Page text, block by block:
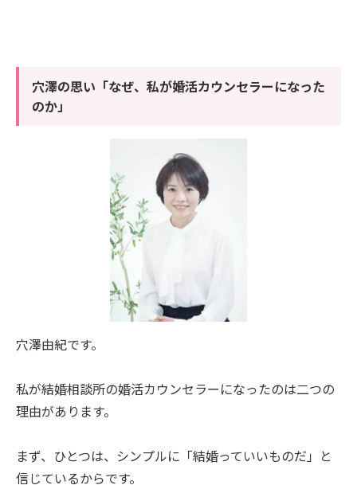
穴澤の思い「なぜ、私が婚活カウンセラーになった
のか」
穴澤由紀です。
私が結婚相談所の婚活カウンセラーになったのは二つの
理由があります。
まず、ひとつは、シンプルに「結婚っていいものだ」と
信じているからです。